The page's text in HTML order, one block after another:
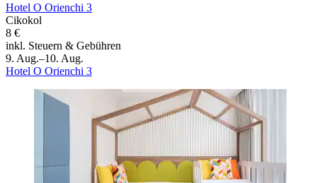
Hotel O Orienchi 3
Cikokol
8 €
inkl. Steuern & Gebühren
9. Aug.–10. Aug.
Hotel O Orienchi 3